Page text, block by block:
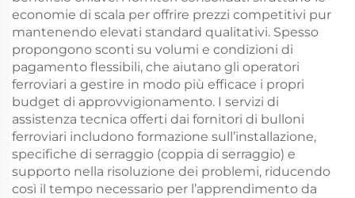
economie di scala per offrire prezzi competitivi pur
mantenendo elevati standard qualitativi. Spesso
propongono sconti su volumi e condizioni di
pagamento flessibili, che aiutano gli operatori
ferroviari a gestire in modo più efficace i propri
budget di approvvigionamento. I servizi di
assistenza tecnica offerti dai fornitori di bulloni
ferroviari includono formazione sull’installazione,
specifiche di serraggio (coppia di serraggio) e
supporto nella risoluzione dei problemi, riducendo
così il tempo necessario per l’apprendimento da